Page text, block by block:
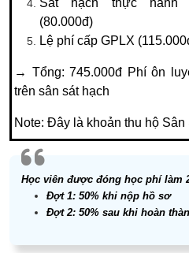
(80.000đ)
Lệ phí cấp GPLX
→ Tổng: 745.000đ Phí ôn
trên sân sát hạch
Note: Đây là khoản thu hộ Sân
Giá thuê xe cảm
480.000đ
Phí hướng dẫn và bảo
100.000đ
→ Giờ ôn luyện theo nhu cầu
Học viên được đóng học phí làm
Đợt 1: 50% khi nộp hồ sơ
Đợt 2: 50% sau khi hoàn